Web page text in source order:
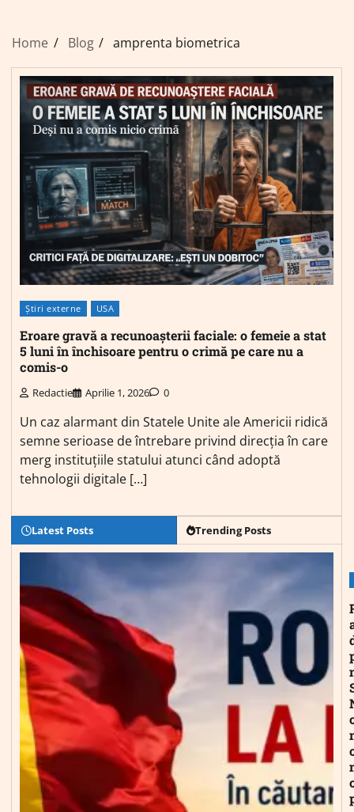
Home Blog amprenta biometrica
Știri externe USA
Eroare gravă a recunoașterii faciale: o femeie a stat
5 luni în închisoare pentru o crimă pe care nu a
comis-o
Redactie Aprilie 1, 2026 0
Un caz alarmant din Statele Unite ale Americii ridică
semne serioase de întrebare privind direcția în care
merg instituțiile statului atunci când adoptă
tehnologii digitale […]
Latest Posts Trending Posts